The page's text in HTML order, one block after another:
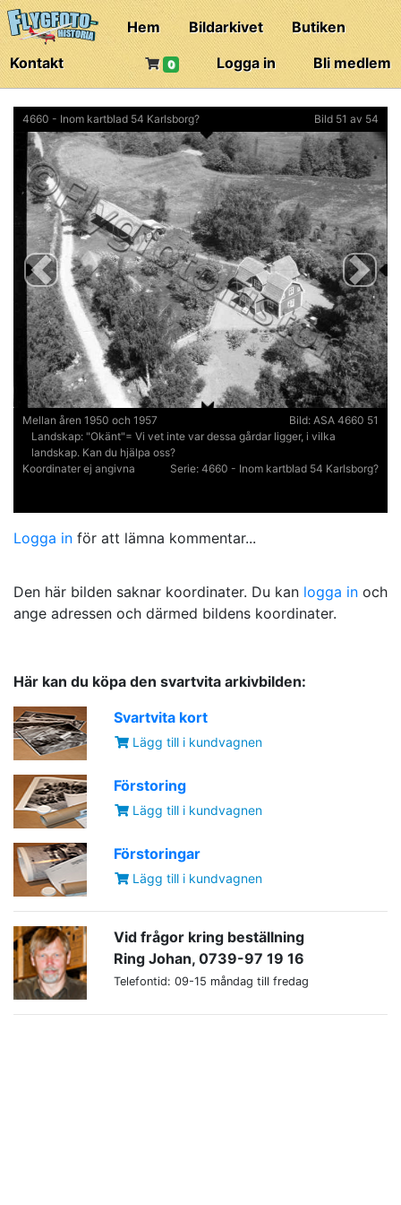
Hem Bildarkivet
Butiken
Kontakt
Bli medlem
Logga in
0
4660 - Inom kartblad 54 Karlsborg? Bild 51 av 54
Previous Next
Mellan åren 1950 och 1957 Bild: ASA 4660 51
Landskap: "Okänt"= Vi vet inte var dessa gårdar ligger, i vilka
landskap. Kan du hjälpa oss?
Koordinater ej angivna
Serie: 4660 - Inom kartblad 54 Karlsborg?
Logga in för att lämna kommentar...
Den här bilden saknar koordinater. Du kan logga in och
ange adressen och därmed bildens koordinater.
Här kan du köpa den svartvita arkivbilden:
Svartvita kort
Lägg till i kundvagnen
Förstoring
Lägg till i kundvagnen
Förstoringar
Lägg till i kundvagnen
Vid frågor kring beställning
Ring Johan, 0739-97 19 16
Telefontid: 09-15 måndag till fredag